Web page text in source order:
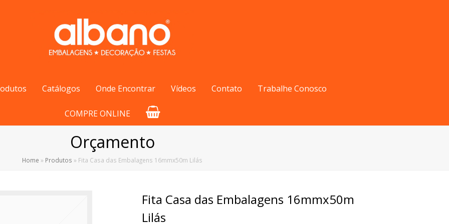
Catálogos Onde Encontrar Vídeos Contato Trabalhe Conosco
COMPRE ONLINE
Orçamento
Home » Produtos » Fita Casa das Embalagens 16mmx50m Lilás
Fita Casa das Embalagens 16mmx50m
Lilás